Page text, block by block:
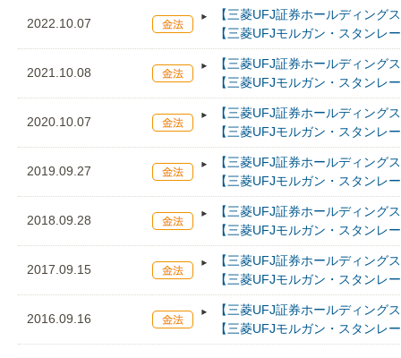
2022.10.07
【三菱UFJ証券ホールディング
【三菱UFJモルガン・スタンレ
2021.10.08
【三菱UFJ証券ホールディング
【三菱UFJモルガン・スタンレ
2020.10.07
【三菱UFJ証券ホールディング
【三菱UFJモルガン・スタンレ
2019.09.27
【三菱UFJ証券ホールディング
【三菱UFJモルガン・スタンレ
2018.09.28
【三菱UFJ証券ホールディング
【三菱UFJモルガン・スタンレ
2017.09.15
【三菱UFJ証券ホールディング
【三菱UFJモルガン・スタンレ
2016.09.16
【三菱UFJ証券ホールディング
【三菱UFJモルガン・スタンレ